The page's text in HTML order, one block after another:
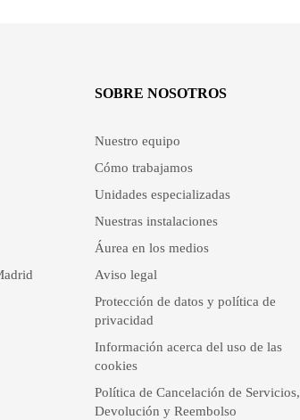
SOBRE NOSOTROS
Nuestro equipo
Cómo trabajamos
Unidades especializadas
Nuestras instalaciones
Áurea en los medios
Aviso legal
Protección de datos y política de
privacidad
Información acerca del uso de las
cookies
Política de Cancelación de Servicios,
Devolución y Reembolso